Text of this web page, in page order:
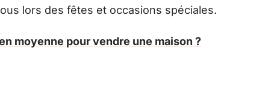
lors des fêtes et occasions spéciales.
moyenne pour vendre une maison ?